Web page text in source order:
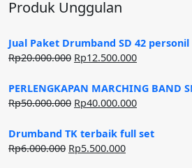
Produk Unggulan
Jual Paket Drumband SD 42 personil
Rp20.000.000 Harga
adalah:
Rp20.000.000.
Rp12.500.000Harga
ini
adalah:
PERLENGKAPAN MARCHING BAND
Rp50.000.000 Harga
adalah:
Rp50.000.000.
Rp40.000.000Harga
ini
Drumband TK terbaik full set
Rp6.000.000 Harga
Rp5.500.000Harga